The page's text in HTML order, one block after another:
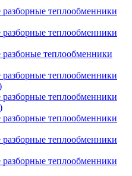
теплообменники
теплообменники
теплообменники
теплообменники
теплообменники
теплообменники
теплообменники
теплообменники